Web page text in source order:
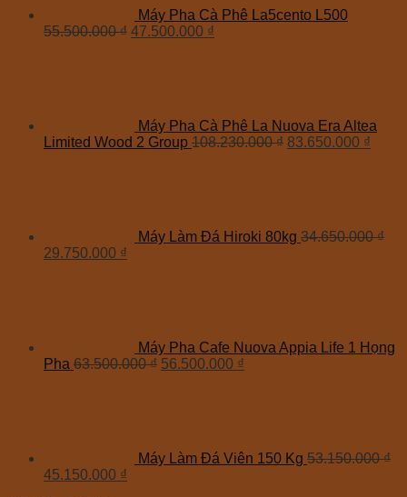
Máy Pha Cà Phê La5cento L500
55.500.000₫ 47.500.000 ₫
Máy Pha Cà Phê La Nuova Era Altea
Limited Wood 2 Group 108.230.000₫ 83.650.000 ₫
Máy Làm Đá Hiroki 80kg 34.650.000₫
29.750.000 ₫
Máy Pha Cafe Nuova Appia Life 1 Họng
Pha 63.500.000₫ 56.500.000 ₫
Máy Làm Đá Viên 150 Kg 53.150.000₫
45.150.000 ₫